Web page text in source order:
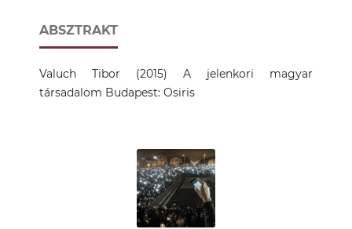
ABSZTRAKT
Valuch Tibor (2015) A jelenkori magyar
társadalom Budapest: Osiris